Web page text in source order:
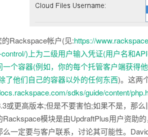
Rackspace帐户(见:https://
)上为二级用户输入凭证(用户名和
个容器(例如，你的每个托管客户端获得
了他们自己的容器以外的任何东西)。这两
sdks/guide/content/
或更高版本;但是不要害怕;如果不是，那
模块是由UpdraftPlus用户资助
一定要与客户联系，讨论其可能性。